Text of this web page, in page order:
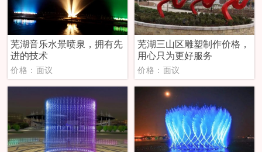
芜湖音乐水景喷泉，拥有先
进的技术
价格：面议
芜湖三山区雕塑制作价格，
用心只为更好服务
价格：面议